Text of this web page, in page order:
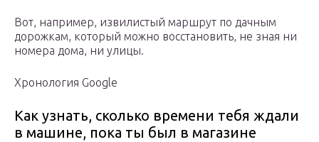
Вот, например, извилистый маршрут по дачным
дорожкам, который можно восстановить, не зная ни
номера дома, ни улицы.
Хронология Google
Как узнать, сколько времени тебя ждали
в машине, пока ты был в магазине